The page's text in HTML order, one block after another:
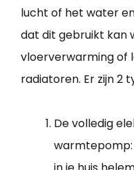
lucht of het water
dat dit gebruikt kan
vloerverwarming of
radiatoren. Er zijn 2
De volledig
warmtepomp: